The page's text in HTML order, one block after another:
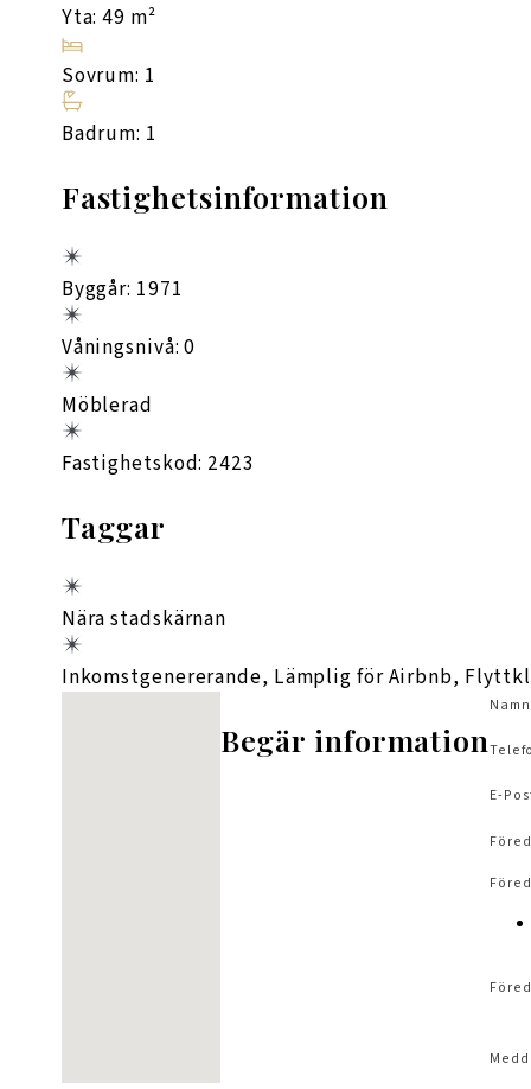
Yta: 49 m²
Sovrum: 1
Badrum: 1
Fastighetsinformation
Byggår: 1971
Våningsnivå: 0
Möblerad
Fastighetskod: 2423
Taggar
Nära stadskärnan
Inkomstgenererande, Lämplig för Airbnb,
Begär information
E-